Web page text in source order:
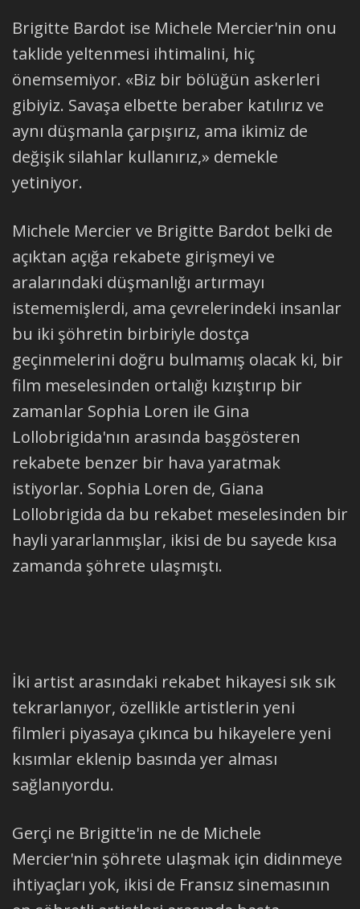
Brigitte Bardot ise Michele Mercier'nin onu
taklide yeltenmesi ihtimalini, hiç
önemsemiyor. «Biz bir bölüğün askerleri
gibiyiz. Savaşa elbette beraber katılırız ve
aynı düşmanla çarpışırız, ama ikimiz de
değişik silahlar kullanırız,» demekle
yetiniyor.
Michele Mercier ve Brigitte Bardot belki de
açıktan açığa rekabete girişmeyi ve
aralarındaki düşmanlığı artırmayı
istememişlerdi, ama çevrelerindeki insanlar
bu iki şöhretin birbiriyle dostça
geçinmelerini doğru bulmamış olacak ki, bir
film meselesinden ortalığı kızıştırıp bir
zamanlar Sophia Loren ile Gina
Lollobrigida'nın arasında başgösteren
rekabete benzer bir hava yaratmak
istiyorlar. Sophia Loren de, Giana
Lollobrigida da bu rekabet meselesinden bir
hayli yararlanmışlar, ikisi de bu sayede kısa
zamanda şöhrete ulaşmıştı.
İki artist arasındaki rekabet hikayesi sık sık
tekrarlanıyor, özellikle artistlerin yeni
filmleri piyasaya çıkınca bu hikayelere yeni
kısımlar eklenip basında yer alması
sağlanıyordu.
Gerçi ne Brigitte'in ne de Michele
Mercier'nin şöhrete ulaşmak için didinmeye
ihtiyaçları yok, ikisi de Fransız sinemasının